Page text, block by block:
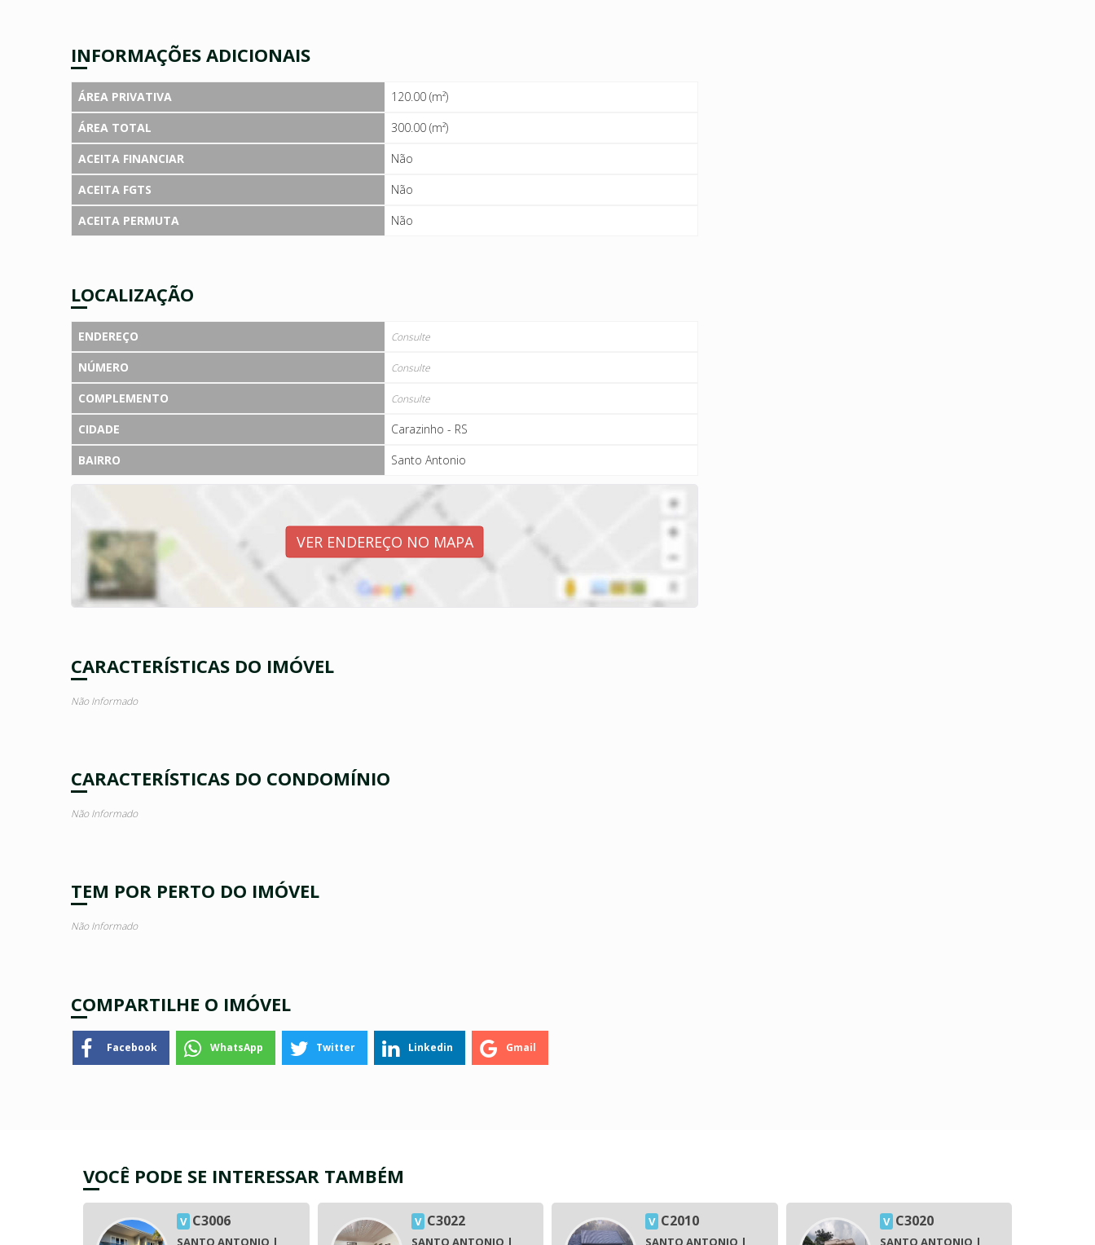
INFORMAÇÕES ADICIONAIS
ÁREA PRIVATIVA
120.00 (m²)
ÁREA TOTAL
300.00 (m²)
ACEITA FINANCIAR
Não
ACEITA FGTS
Não
ACEITA PERMUTA
Não
LOCALIZAÇÃO
ENDEREÇO Consulte
NÚMERO Consulte
COMPLEMENTO Consulte
CIDADE
Carazinho - RS
BAIRRO
Santo Antonio
VER ENDEREÇO NO MAPA
CARACTERÍSTICAS DO IMÓVEL
Não Informado
CARACTERÍSTICAS DO CONDOMÍNIO
Não Informado
TEM POR PERTO DO IMÓVEL
Não Informado
COMPARTILHE O IMÓVEL
Facebook WhatsApp Twitter Linkedin Gmail
VOCÊ PODE SE INTERESSAR TAMBÉM
V C3006
SANTO ANTONIO |
V C3022
SANTO ANTONIO |
V C2010
SANTO ANTONIO |
V C3020
SANTO ANTONIO |